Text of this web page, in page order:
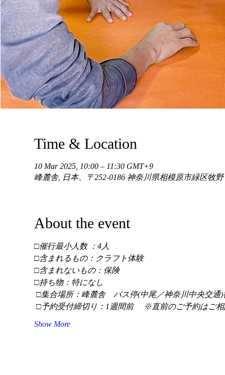
Time & Location
10 Mar 2025, 10:00 – 11:30 GMT+9
峰麓舎, 日本、〒252-0186 神奈川県相模原市緑区牧
About the event
□催行最小人数 ：4人
□含まれるもの：クラフト体験
□含まれないもの：保険
□持ち物：特になし
□集合場所：峰麓舎　バス停(中尾／神奈川中央交通)
□予約受付締切り：1週間前 　※直前のご予約はご
Show More